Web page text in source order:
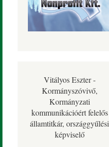
Vitályos Eszter -
Kormányszóvivő,
Kormányzati
kommunikációért felelős
államtitkár, országgyűlési
képviselő